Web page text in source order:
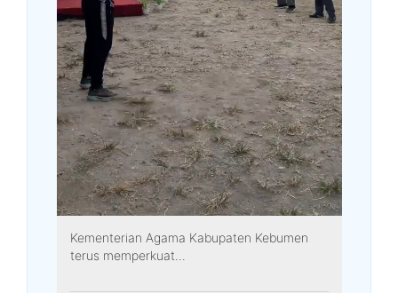
Kementerian Agama Kabupaten Kebumen
terus memperkuat...